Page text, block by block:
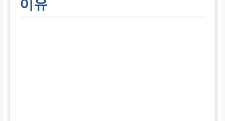
이유